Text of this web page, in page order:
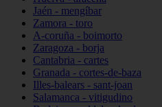
Jaén - mengíbar
Zamora - toro
A-coruña - boimorto
Zaragoza - borja
Cantabria - cartes
Granada - cortes-de-baza
Illes-balears - sant-joan
Salamanca - vitigudino